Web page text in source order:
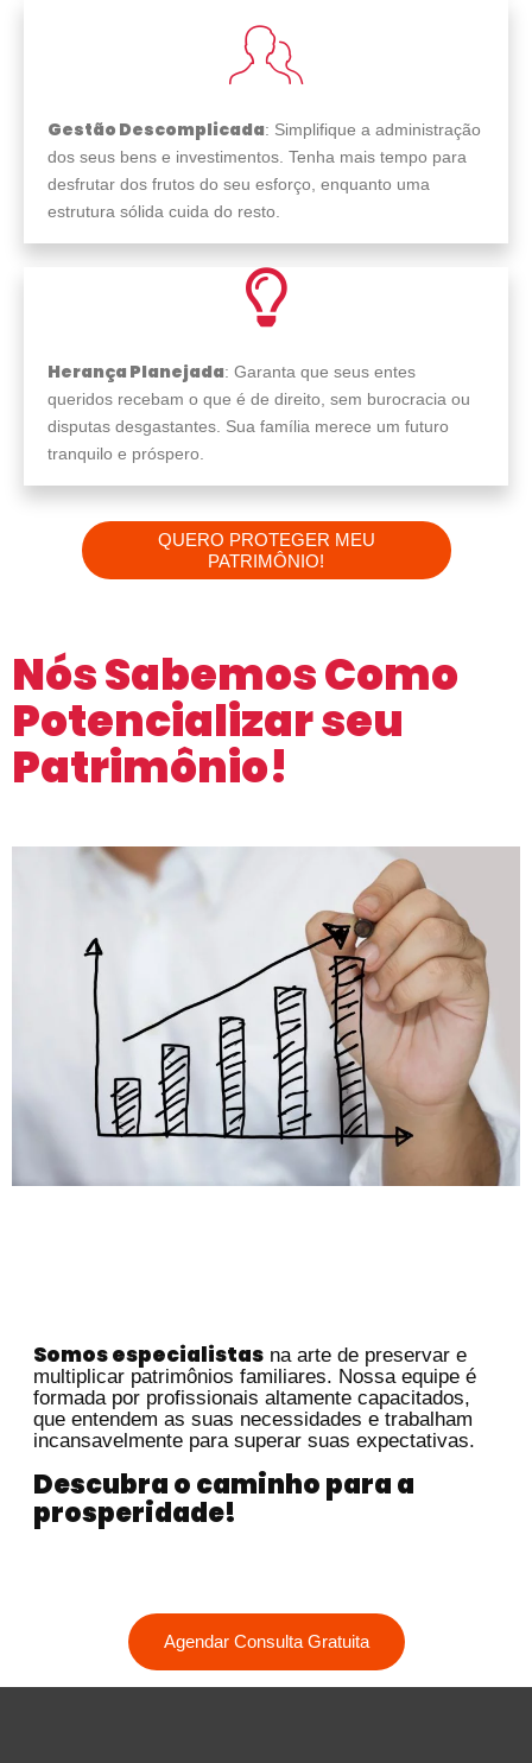
Gestão Descomplicada: Simplifique a administração
dos seus bens e investimentos. Tenha mais tempo para
desfrutar dos frutos do seu esforço, enquanto uma
estrutura sólida cuida do resto.
Herança Planejada: Garanta que seus entes
queridos recebam o que é de direito, sem burocracia ou
disputas desgastantes. Sua família merece um futuro
tranquilo e próspero.
QUERO PROTEGER MEU
PATRIMÔNIO!
Nós Sabemos Como
Potencializar seu
Patrimônio!
Somos especialistas na arte de preservar e
multiplicar patrimônios familiares. Nossa equipe é
formada por profissionais altamente capacitados,
que entendem as suas necessidades e trabalham
incansavelmente para superar suas expectativas.
Descubra o caminho para a
prosperidade!
Agendar Consulta Gratuita